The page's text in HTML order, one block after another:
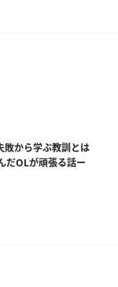
敗から学ぶ教訓とは
だOLが頑張る話ー